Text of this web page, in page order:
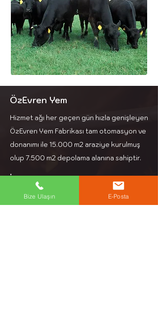
ÖzEvren Yem
Hizmet ağı her geçen gün hızla genişleyen
ÖzEvren Yem Fabrikası tam otomasyon ve
donanımı ile 15.000 m2 araziye kurulmuş
olup 7.500 m2 depolama alanına sahiptir.
İletişim
Adres: Aşağı Zaferiye Mh. Bilgin Cad. No:3
Bize Ulaşın E-Posta